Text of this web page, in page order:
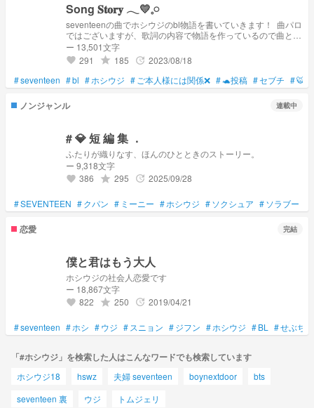
Song 𝐒𝐭𝐨𝐫𝐲 𓂃💛𓈒𓏸
seventeenの曲でホシウジのbl物語を書いていきます！ ㅤㅤㅤㅤㅤㅤㅤㅤㅤㅤㅤㅤㅤㅤㅤㅤㅤㅤㅤㅤㅤㅤㅤㅤㅤㅤㅤㅤㅤㅤㅤㅤㅤㅤㅤㅤㅤㅤㅤ 曲パロ
ではございますが、歌詞の内容で物語を作っているので曲とは
雰囲気が全く違う時がありますが、そこはご理解頂けると幸い
です🙇‍♀️ 自己満なので投稿頻度はバラバラです (気分屋の作者で
ございます( ՞. ̫.՞))
ー 13,501文字
favorite 291 grade 185 update 2023/08/18
#seventeen #bl #ホシウジ # ご本人様には関係❌ #🐢投稿 #セブチ #🐯🍚
ノンジャンル 連載中
# 💎 短 編 集 ．
ふたりが織りなす、ほんのひとときのストーリー。
ー 9,318文字
favorite 386 grade 295 update 2025/09/28
#SEVENTEEN #クパン # ミーニー #ホシウジ #ソクシュア #ソラブー
恋愛 完結
僕と君はもう大人
ホシウジの社会人恋愛です
ー 18,867文字
favorite 822 grade 250 update 2019/04/21
#seventeen #ホシ #ウジ #スニョン #ジフン #ホシウジ #BL #せぶち
「#ホシウジ」を検索した人はこんなワードでも検索しています
ホシウジ18 hswz 夫婦 seventeen boynextdoor
bts
seventeen 裏
ウジ トムジェリ